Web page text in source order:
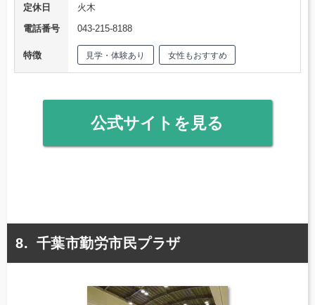
定休日
火木
電話番号
043-215-8188
特徴 見学・体験あり 女性もおすすめ
公式サイトを見る
千葉市勤労市民プラザ